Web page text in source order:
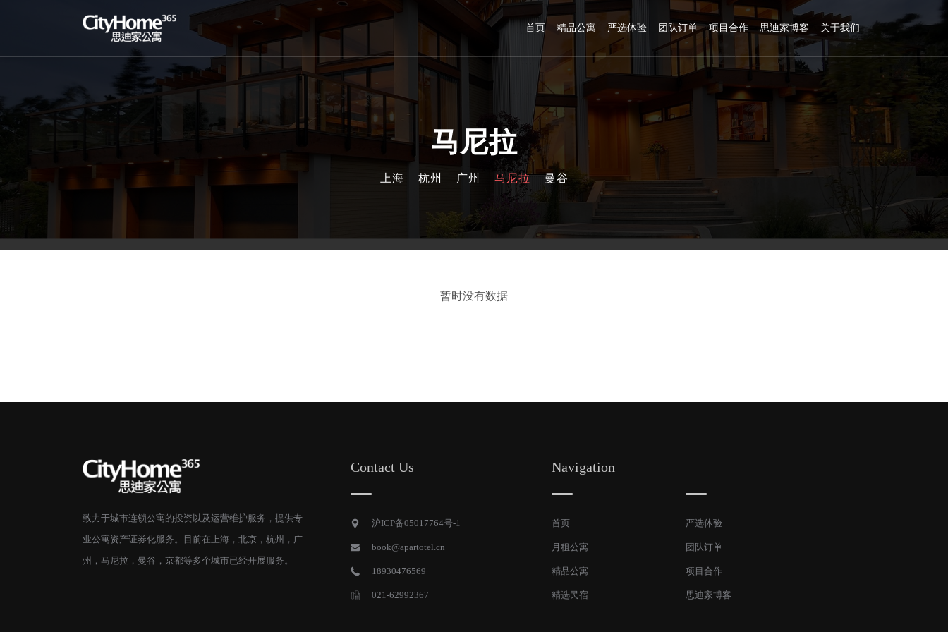
首页 精品公寓 严选体验 团队订单 项目合作 思迪家博客 关于我们
马尼拉
上海 杭州 广州 马尼拉 曼谷
暂时没有数据
致力于城市连锁公寓的投资以及运营维护服务，提供专
业公寓资产证券化服务。目前在上海，北京，杭州，广
州，马尼拉，曼谷，京都等多个城市已经开展服务。
Contact Us
沪ICP备05017764号-1
book@apartotel.cn
18930476569
021-62992367
Navigation
首页
月租公寓
精品公寓
精选民宿
严选体验
团队订单
项目合作
思迪家博客